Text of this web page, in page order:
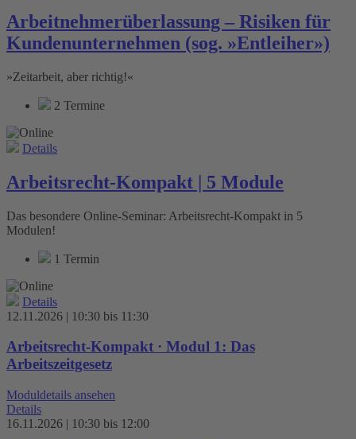
Arbeitnehmerüberlassung – Risiken für
Kundenunternehmen (sog. »Entleiher»)
»Zeitarbeit, aber richtig!«
2 Termine
Details
Arbeitsrecht-Kompakt | 5 Module
Das besondere Online-Seminar: Arbeitsrecht-Kompakt in 5
Modulen!
1 Termin
Details
12.11.2026 | 10:30 bis 11:30
Arbeitsrecht-Kompakt · Modul 1: Das
Arbeitszeitgesetz
Moduldetails ansehen
Details
16.11.2026 | 10:30 bis 12:00